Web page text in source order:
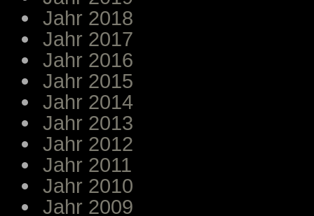
Jahr 2018
Jahr 2017
Jahr 2016
Jahr 2015
Jahr 2014
Jahr 2013
Jahr 2012
Jahr 2011
Jahr 2010
Jahr 2009